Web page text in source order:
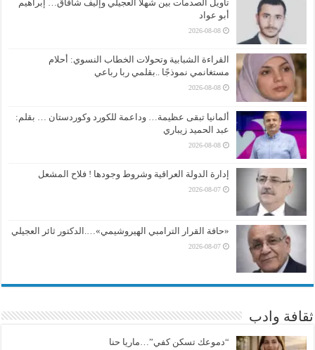
تأويل الصدمات بين شهلا العجيلي وإليف شافاق… إبراهيم
أبو عواد
2026-08-08
القراءة الشبابية وتحولات الخطاب النسوي: أحلام
مستغانمي نموذجًا ..بقلمي ربا رباعي
2026-08-08
ألمانيا تبقى عظيمة… وداعمة للكورد وكوردستان … بقلم:
عبد الحميد زيباري
2026-08-08
إدارة الدولة العراقية وشروط وجودها ! فلاح المشعل
2026-08-07
«حافة القرار الترامبي الهيروشيمي»….الدكتور ثائر العجيلي
2026-08-07
ثقافة وادب
“دموعك تسكن كفي”…ماريا حنا